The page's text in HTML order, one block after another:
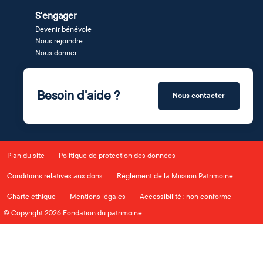
S'engager
Devenir bénévole
Nous rejoindre
Nous donner
Besoin d'aide ? Nous contacter
Plan du site Politique de protection des données
Conditions relatives aux dons Règlement de la Mission Patrimoine
Charte éthique Mentions légales
Accessibilité : non conforme
© Copyright 2026 Fondation du patrimoine